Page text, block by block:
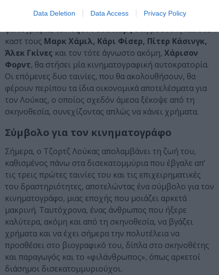
Data Deletion Data Access Privacy Policy
συνεργάτες, όπως τον
Γκίλμπερτ Τέιλορστη
φωτογραφία, τονΤζον Γουίλιαμςστη μουσική και στο
καστ τους Μαρκ Χάμιλ, Κάρι Φίσερ, Πίτερ Κάσινγκ,
Άλεκ Γκίνες και τον τότε άγνωστο ακόμη, Χάρισον
Φορντ, θα στήσει μία κινηματογραφική αυτοκρατορία.
Οι επόμενες δυο ταινίες, που θα ακολουθήσουν, θα
φέρουν περίπου τα ίδια οικονομικά αποτελέσματα για
τον Λούκας, ο οποίος σχεδόν άμεσα ξέκοψε από τη
σκηνοθεσία, συνεχίζοντας απλώς να κάνει χρήματα.
Σύμβολο για τον κινηματογράφο
Σήμερα, ο Τζορτζ Λούκας απολαμβάνει τη ζωή του,
καθισμένος πάνω στα δισεκατομμύρια που έβγαλε απ’
τις τρεις πρώτες ταινίες του και τις επιχειρηματικές
του δραστηριότητες, αποτελώντας ένα σύμβολο για τον
κινηματογράφο, μιας εποχής που μοιάζει αρκετά
μακρινή. Ταυτόχρονα, ένας άνθρωπος που ήξερε
καλύτερα, ακόμη και από τη σκηνοθεσία, να βγάζει
χρήματα και να έχει σήμερα την πολυτέλεια να
προσθέσει στο βιογραφικό του, δίπλα στο σκηνοθέτης
και παραγωγός και το «φιλάνθρωπος», όπως αρκετοί
διάσημοι δισεκατομμυριούχοι.